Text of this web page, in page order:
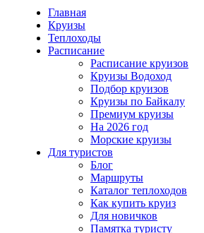
Главная
Круизы
Теплоходы
Расписание
Расписание круизов
Круизы Водоход
Подбор круизов
Круизы по Байкалу
Премиум круизы
На 2026 год
Морские круизы
Для туристов
Блог
Маршруты
Каталог теплоходов
Как купить круиз
Для новичков
Памятка туристу